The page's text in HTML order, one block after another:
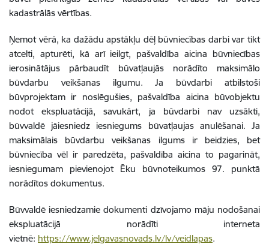
kadastrālās vērtības.
Ņemot vērā, ka dažādu apstākļu dēļ būvniecības darbi var tikt
atcelti, apturēti, kā arī ieilgt, pašvaldība aicina būvniecības
ierosinātājus pārbaudīt būvatļaujās norādīto maksimālo
būvdarbu veikšanas ilgumu. Ja būvdarbi atbilstoši
būvprojektam ir noslēgušies, pašvaldība aicina būvobjektu
nodot ekspluatācijā, savukārt, ja būvdarbi nav uzsākti,
būvvaldē jāiesniedz iesniegums būvatļaujas anulēšanai. Ja
maksimālais būvdarbu veikšanas ilgums ir beidzies, bet
būvniecība vēl ir paredzēta, pašvaldība aicina to pagarināt,
iesniegumam pievienojot Ēku būvnoteikumos 97. punktā
norādītos dokumentus.
Būvvaldē iesniedzamie dokumenti dzīvojamo māju nodošanai
ekspluatācijā norādīti interneta
vietnē: https://www.jelgavasnovads.lv/lv/veidlapas.